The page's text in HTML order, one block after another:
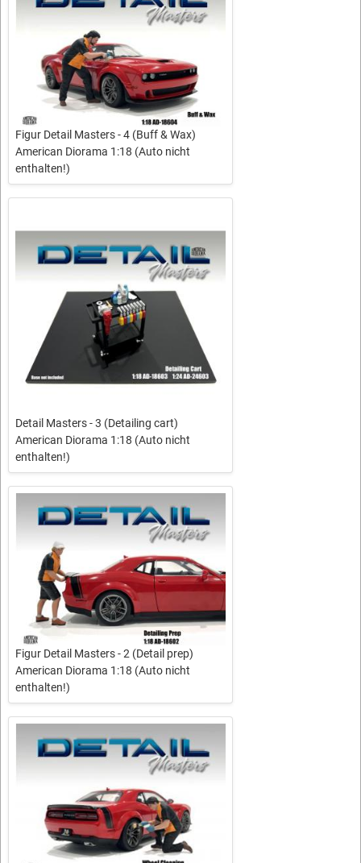
Figur Detail Masters - 4 (Buff & Wax)
American Diorama 1:18 (Auto nicht
enthalten!)
Detail Masters - 3 (Detailing cart)
American Diorama 1:18 (Auto nicht
enthalten!)
Figur Detail Masters - 2 (Detail prep)
American Diorama 1:18 (Auto nicht
enthalten!)